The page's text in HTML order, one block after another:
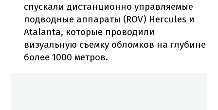
спускали дистанционно управляемые
подводные аппараты (ROV) Hercules и
Atalanta, которые проводили
визуальную съемку обломков на глубине
более 1000 метров.